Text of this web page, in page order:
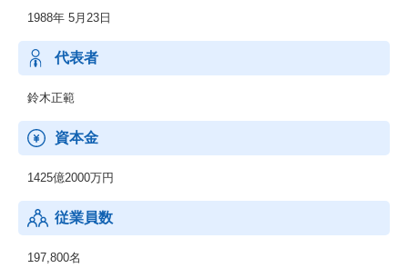
1988年 5月23日
代表者
鈴木正範
資本金
1425億2000万円
従業員数
197,800名